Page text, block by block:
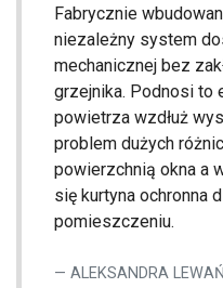
Fabrycznie
niezależny system
mechanicznej bez
grzejnika. Podnosi to
powietrza wzdłuż
problem dużych
powierzchnią okna a
się kurtyna ochronna
pomieszczeniu.
ALEKSANDRA